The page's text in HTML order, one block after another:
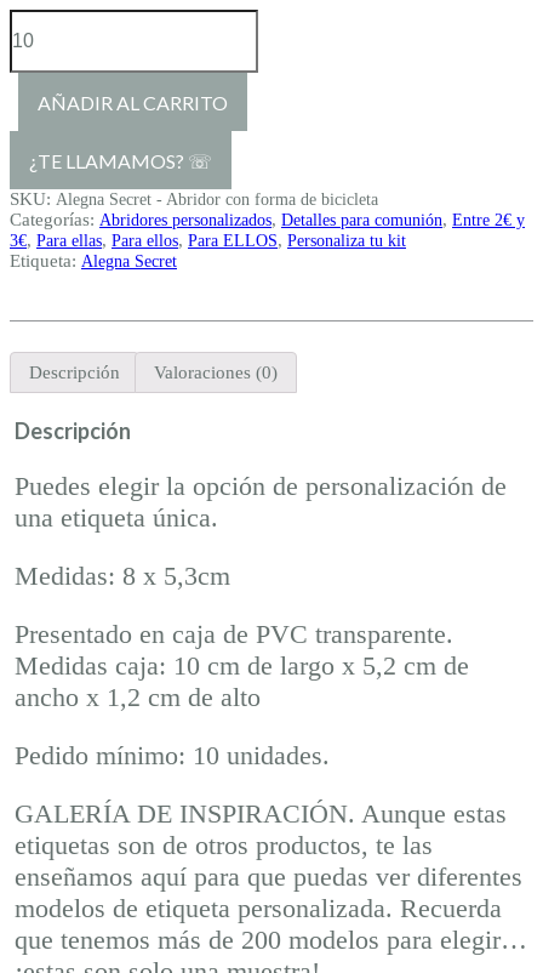
con
forma
bicicleta
cantidad
AÑADIR AL CARRITO
SKU: Alegna Secret - Abridor con forma de bicicleta
Categorías: Abridores personalizados, Detalles para comunión, Entre 2€ y
3€, Para ellas, Para ellos, Para ELLOS, Personaliza tu kit
Etiqueta: Alegna Secret
Descripción Valoraciones (0)
Descripción
Puedes elegir la opción de personalización de
una etiqueta única.
Medidas: 8 x 5,3cm
Presentado en caja de PVC transparente.
Medidas caja: 10 cm de largo x 5,2 cm de
ancho x 1,2 cm de alto
Pedido mínimo: 10 unidades.
GALERÍA DE INSPIRACIÓN. Aunque estas
etiquetas son de otros productos, te las
enseñamos aquí para que puedas ver diferentes
modelos de etiqueta personalizada. Recuerda
que tenemos más de 200 modelos para elegir…